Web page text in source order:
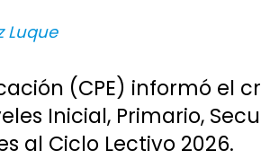
(CPE) informó el
Inicial, Primario,
al Ciclo Lectivo 2026.
Luque